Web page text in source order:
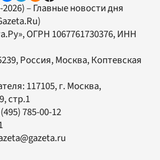
– Главные новости дня
, ОГРН 1067761730376, ИНН
Россия, Москва, Коптевская
117105, г. Москва,
стр.1
785-00-12